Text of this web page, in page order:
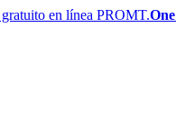
PROMT.One